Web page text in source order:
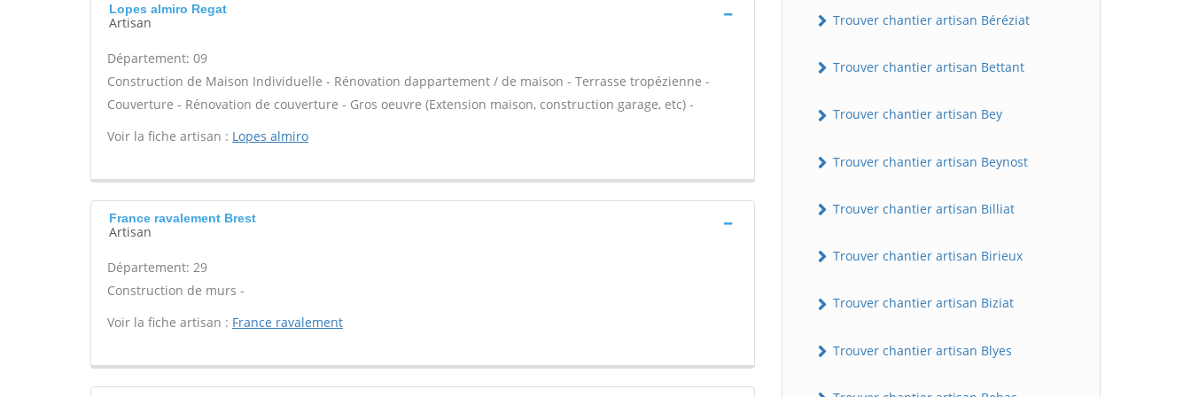
Lopes almiro Regat
Artisan
Département: 09
Construction de Maison Individuelle - Rénovation dappartement / de maison - Terrasse tropézienne -
Couverture - Rénovation de couverture - Gros oeuvre (Extension maison, construction garage, etc) -
Voir la fiche artisan : Lopes almiro
France ravalement Brest
Artisan
Département: 29
Construction de murs -
Voir la fiche artisan : France ravalement
Trouver chantier artisan Béréziat
Trouver chantier artisan Bettant
Trouver chantier artisan Bey
Trouver chantier artisan Beynost
Trouver chantier artisan Billiat
Trouver chantier artisan Birieux
Trouver chantier artisan Biziat
Trouver chantier artisan Blyes